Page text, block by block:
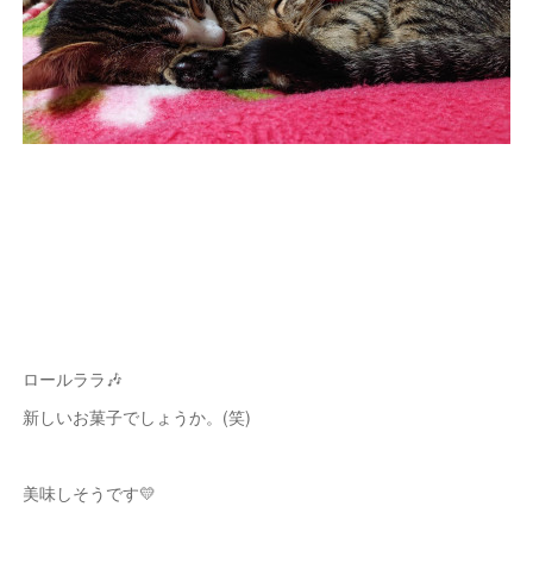
ロールララ🎶
新しいお菓子でしょうか。(笑)
美味しそうです💛